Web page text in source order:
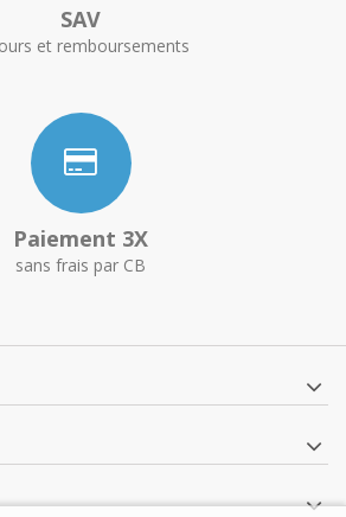
SAV
et remboursements
Paiement 3X
sans frais par CB